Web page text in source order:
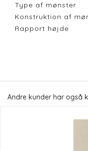
Type af mønster
Konstruktion af
Rapport højde
Andre kunder har også